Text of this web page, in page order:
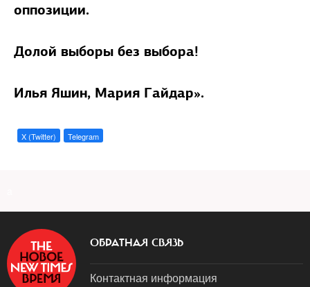
оппозиции.
Долой выборы без выбора!
Илья Яшин, Мария Гайдар».
X (Twitter) Telegram
ОБРАТНАЯ СВЯЗЬ
Контактная информация